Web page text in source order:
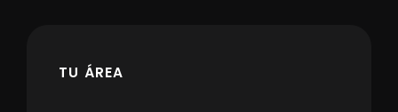
TU ÁREA